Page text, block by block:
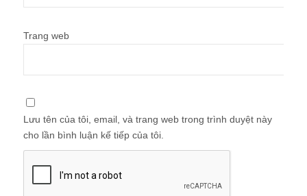
Trang web
Lưu tên của tôi, email, và trang web trong trình duyệt này
cho lần bình luận kế tiếp của tôi.